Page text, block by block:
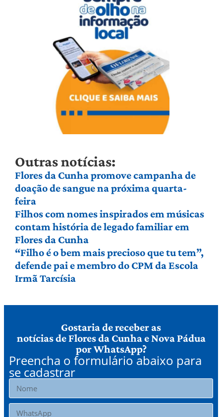
Outras notícias:
Flores da Cunha promove campanha de
doação de sangue na próxima quarta-
feira
Filhos com nomes inspirados em músicas
contam história de legado familiar em
Flores da Cunha
“Filho é o bem mais precioso que tu tem”,
defende pai e membro do CPM da Escola
Irmã Tarcísia
Gostaria de receber as
notícias de Flores da Cunha e Nova Pádua
por WhatsApp?
Preencha o formulário abaixo para
se cadastrar